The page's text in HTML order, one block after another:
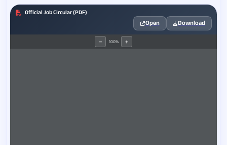
Official Job Circular (PDF)
Open Download
− 100% +